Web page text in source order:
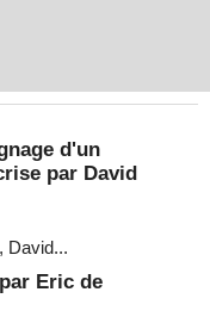
d'un
par David
David...
Eric de